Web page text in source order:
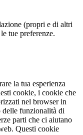
(propri e di altri
tue preferenze.
la tua esperienza
cookie, i cookie che
nel browser in
delle funzionalità di
parti che ci aiutano
Questi cookie